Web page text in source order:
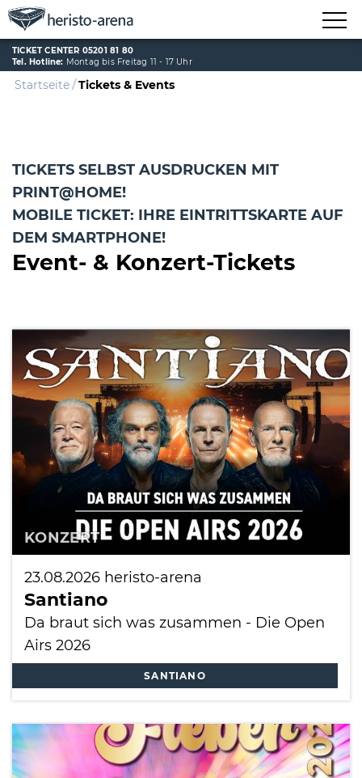
International
TICKET CENTER 05201 81 80
Tel. Hotline: Montag bis Freitag 11 - 17 Uhr
Startseite Tickets & Events
TICKETS SELBST AUSDRUCKEN MIT
PRINT@HOME!
MOBILE TICKET: IHRE EINTRITTSKARTE AUF
DEM SMARTPHONE!
Event- & Konzert-Tickets
KONZERT
23.08.2026 heristo-arena
Santiano
Da braut sich was zusammen - Die Open
Airs 2026
SANTIANO